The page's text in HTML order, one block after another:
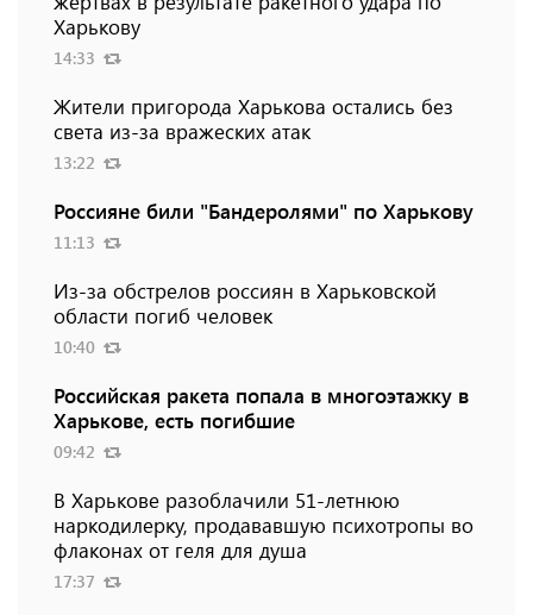
Харькову
14:33
Жители пригорода Харькова остались без
света из-за вражеских атак
13:22
Россияне били "Бандеролями" по Харькову
11:13
Из-за обстрелов россиян в Харьковской
области погиб человек
10:40
Российская ракета попала в многоэтажку в
Харькове, есть погибшие
09:42
В Харькове разоблачили 51-летнюю
наркодилерку, продававшую психотропы во
флаконах от геля для душа
17:37